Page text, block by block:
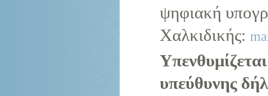
ψηφιακή
Χαλκιδικής:
υπεύθυνης